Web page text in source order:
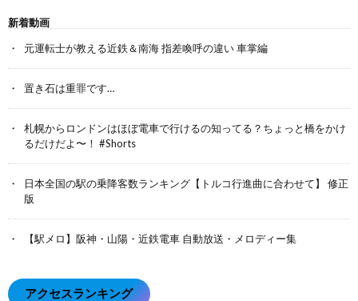
新着動画
元運転士が教える近鉄＆南海 指差喚呼の違い 車掌編
置き石は重罪です…
札幌からロンドンはほぼ電車で行けるの知ってる？ちょっと橋をかけ
るだけだよ〜！ #Shorts
日本全国の駅の乗降客数ランキング【トルコ行進曲に合わせて】 修正
版
【駅メロ】阪神・山陽・近鉄電車 自動放送・メロディー集
アクセスランキング